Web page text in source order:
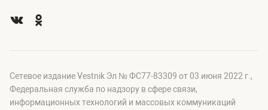
Сетевое издание Vestnik Эл № ФС77-83309 от 03 июня 2022 г.,
Федеральная служба по надзору в сфере связи,
информационных технологий и массовых коммуникаций